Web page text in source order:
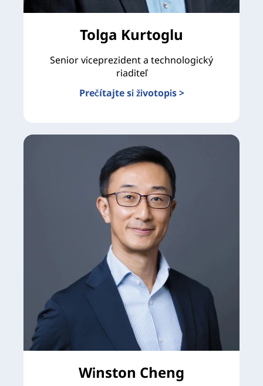
Tolga Kurtoglu
Senior viceprezident a technologický
riaditeľ
Prečítajte si životopis >
Winston Cheng